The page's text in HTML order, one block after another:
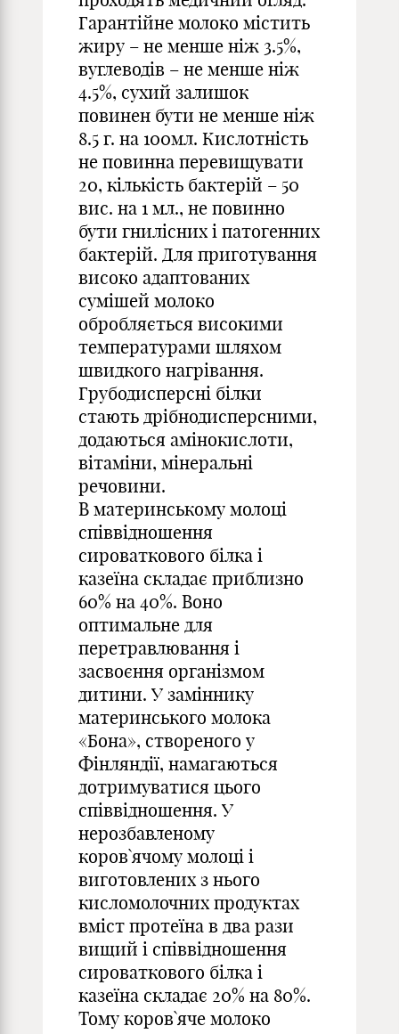
Гарантійне молоко містить
жиру – не менше ніж 3.5%,
вуглеводів – не менше ніж
4.5%, сухий залишок
повинен бути не менше ніж
8.5 г. на 100мл. Кислотність
не повинна перевищувати
20, кількість бактерій – 50
вис. на 1 мл., не повинно
бути гнилісних і патогенних
бактерій. Для приготування
високо адаптованих
сумішей молоко
обробляється високими
температурами шляхом
швидкого нагрівання.
Грубодисперсні білки
стають дрібнодисперсними,
додаються амінокислоти,
вітаміни, мінеральні
речовини.
В материнському молоці
співвідношення
сироваткового білка і
казеїна складає приблизно
60% на 40%. Воно
оптимальне для
перетравлювання і
засвоєння організмом
дитини. У заміннику
материнського молока
«Бона», створеного у
Фінляндії, намагаються
дотримуватися цього
співвідношення. У
нерозбавленому
коров`ячому молоці і
виготовлених з нього
кисломолочних продуктах
вміст протеїна в два рази
вищий і співвідношення
сироваткового білка і
казеїна складає 20% на 80%.
Тому коров`яче молоко